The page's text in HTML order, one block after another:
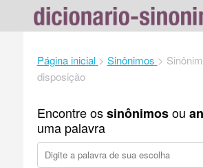
Página inicial > Sinônimos >
disposição
Encontre ossinônimosou
uma palavra